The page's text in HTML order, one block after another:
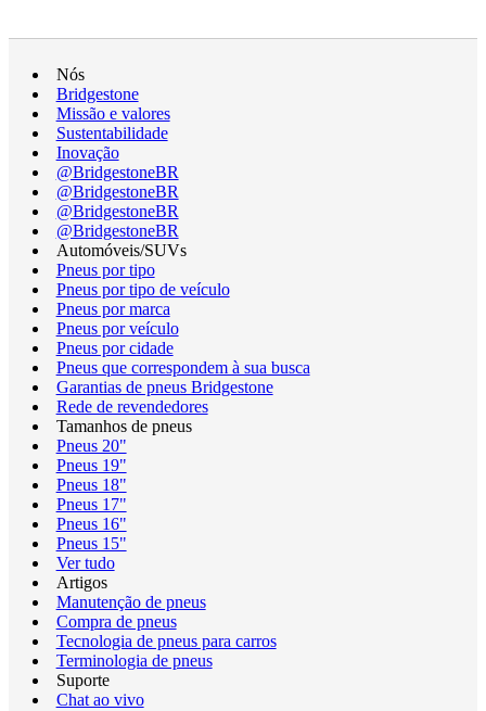
Nós
Bridgestone
Missão e valores
Sustentabilidade
Inovação
@BridgestoneBR
@BridgestoneBR
@BridgestoneBR
@BridgestoneBR
Automóveis/SUVs
Pneus por tipo
Pneus por tipo de veículo
Pneus por marca
Pneus por veículo
Pneus por cidade
Pneus que correspondem à sua busca
Garantias de pneus Bridgestone
Rede de revendedores
Tamanhos de pneus
Pneus 20"
Pneus 19"
Pneus 18"
Pneus 17"
Pneus 16"
Pneus 15"
Ver tudo
Artigos
Manutenção de pneus
Compra de pneus
Tecnologia de pneus para carros
Terminologia de pneus
Suporte
Chat ao vivo